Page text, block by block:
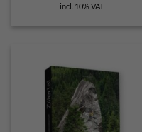
incl. 10% VAT